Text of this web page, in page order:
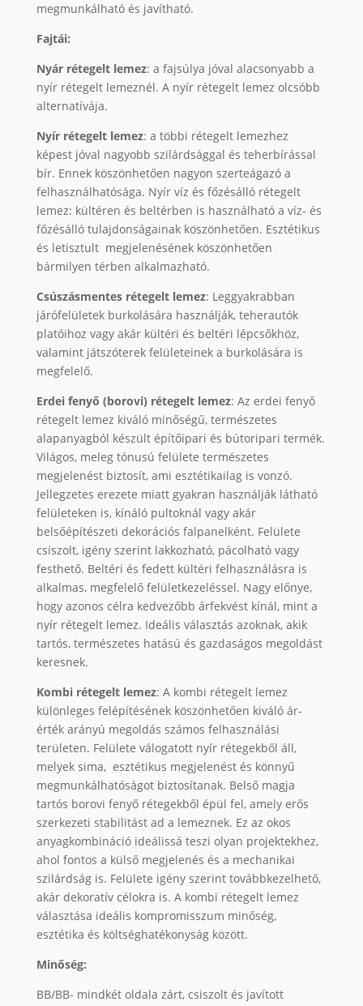
megmunkálható és javítható.
Fajtái:
Nyár rétegelt lemez: a fajsúlya jóval alacsonyabb a
nyír rétegelt lemeznél. A nyír rétegelt lemez olcsóbb
alternatívája.
Nyír rétegelt lemez: a többi rétegelt lemezhez
képest jóval nagyobb szilárdsággal és teherbírással
bír. Ennek köszönhetően nagyon szerteágazó a
felhasználhatósága. Nyír víz és főzésálló rétegelt
lemez: kültéren és beltérben is használható a víz- és
főzésálló tulajdonságainak köszönhetően. Esztétikus
és letisztult megjelenésének köszönhetően
bármilyen térben alkalmazható.
Csúszásmentes rétegelt lemez: Leggyakrabban
járófelületek burkolására használják, teherautók
platóihoz vagy akár kültéri és beltéri lépcsőkhöz,
valamint játszóterek felületeinek a burkolására is
megfelelő.
Erdei fenyő (borovi) rétegelt lemez: Az erdei fenyő
rétegelt lemez kiváló minőségű, természetes
alapanyagból készült építőipari és bútoripari termék.
Világos, meleg tónusú felülete természetes
megjelenést biztosít, ami esztétikailag is vonzó.
Jellegzetes erezete miatt gyakran használják látható
felületeken is, kínáló pultoknál vagy akár
belsőépítészeti dekorációs falpanelként. Felülete
csiszolt, igény szerint lakkozható, pácolható vagy
festhető. Beltéri és fedett kültéri felhasználásra is
alkalmas, megfelelő felületkezeléssel. Nagy előnye,
hogy azonos célra kedvezőbb árfekvést kínál, mint a
nyír rétegelt lemez. Ideális választás azoknak, akik
tartós, természetes hatású és gazdaságos megoldást
keresnek.
Kombi rétegelt lemez: A kombi rétegelt lemez
különleges felépítésének köszönhetően kiváló ár-
érték arányú megoldás számos felhasználási
területen. Felülete válogatott nyír rétegekből áll,
melyek sima, esztétikus megjelenést és könnyű
megmunkálhatóságot biztosítanak. Belső magja
tartós borovi fenyő rétegekből épül fel, amely erős
szerkezeti stabilitást ad a lemeznek. Ez az okos
anyagkombináció ideálissá teszi olyan projektekhez,
ahol fontos a külső megjelenés és a mechanikai
szilárdság is. Felülete igény szerint továbbkezelhető,
akár dekoratív célokra is. A kombi rétegelt lemez
választása ideális kompromisszum minőség,
esztétika és költséghatékonyság között.
Minőség:
BB/BB- mindkét oldala zárt, csiszolt és javított